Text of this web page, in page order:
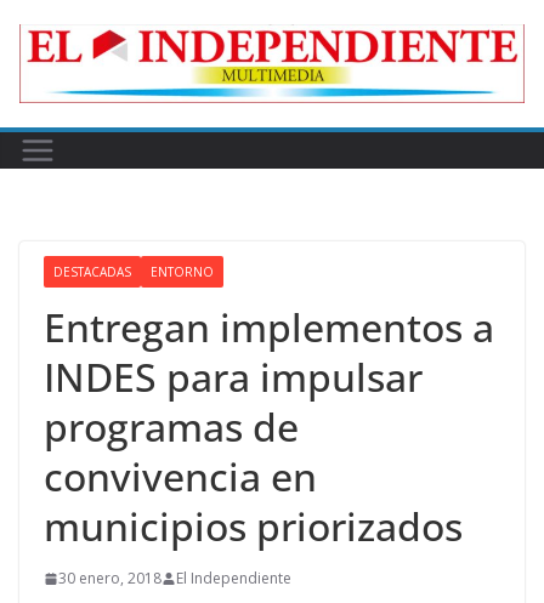
DESTACADAS ENTORNO
Entregan implementos a
INDES para impulsar
programas de
convivencia en
municipios priorizados
30 enero, 2018 El Independiente